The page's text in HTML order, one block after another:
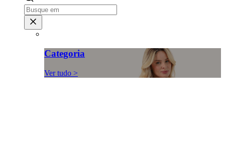
Categoria
Ver tudo >